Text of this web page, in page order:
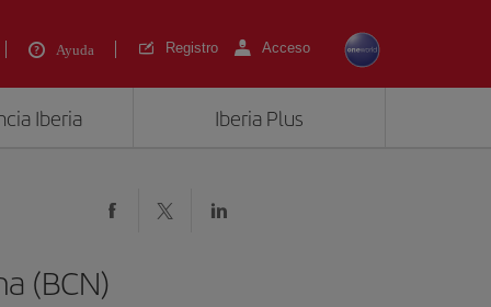
Ayuda Registro Acceso
Iberia Iberia Plus
(BCN)